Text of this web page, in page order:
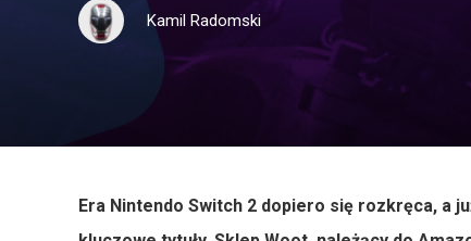
Kamil Radomski
Era Nintendo Switch 2 dopiero się rozkręca, a